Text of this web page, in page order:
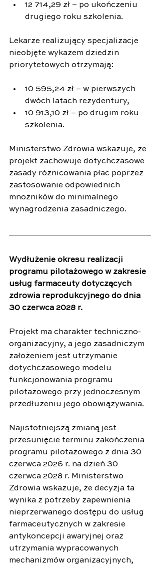
12 714,29 zł – po ukończeniu
drugiego roku szkolenia.
Lekarze realizujący specjalizacje
nieobjęte wykazem dziedzin
priorytetowych otrzymają:
10 595,24 zł – w pierwszych
dwóch latach rezydentury,
10 913,10 zł – po drugim roku
szkolenia.
Ministerstwo Zdrowia wskazuje, że
projekt zachowuje dotychczasowe
zasady różnicowania płac poprzez
zastosowanie odpowiednich
mnożników do minimalnego
wynagrodzenia zasadniczego.
Wydłużenie okresu realizacji
programu pilotażowego w zakresie
usług farmaceuty dotyczących
zdrowia reprodukcyjnego do dnia
30 czerwca 2028 r.
Projekt ma charakter techniczno-
organizacyjny, a jego zasadniczym
założeniem jest utrzymanie
dotychczasowego modelu
funkcjonowania programu
pilotażowego przy jednoczesnym
przedłużeniu jego obowiązywania.
Najistotniejszą zmianą jest
przesunięcie terminu zakończenia
programu pilotażowego z dnia 30
czerwca 2026 r. na dzień 30
czerwca 2028 r. Ministerstwo
Zdrowia wskazuje, że decyzja ta
wynika z potrzeby zapewnienia
nieprzerwanego dostępu do usług
farmaceutycznych w zakresie
antykoncepcji awaryjnej oraz
utrzymania wypracowanych
mechanizmów organizacyjnych,